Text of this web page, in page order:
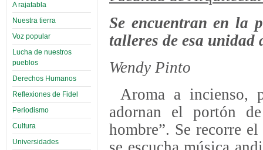
A rajatabla
Nuestra tierra
Voz popular
Lucha de nuestros
pueblos
Derechos Humanos
Reflexiones de Fidel
Periodismo
Cultura
Universidades
Se encuentran en la
talleres de esa unidad
Wendy Pinto
Aroma a incienso,
adornan el portón
hombre”. Se recorre